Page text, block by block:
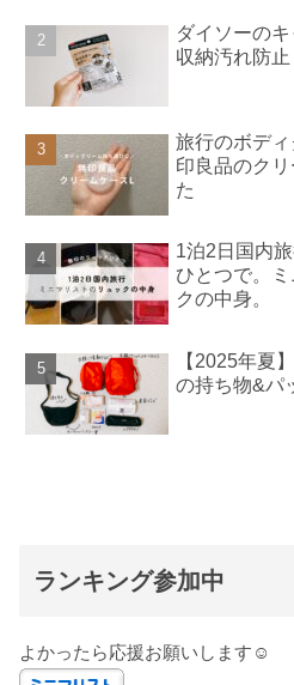
ダイソーの
収納汚れ防
旅行のボデ
印良品のク
た
1泊2日国内
ひとつで。
クの中身。
【2025年夏
の持ち物&パ
ランキング参加中
よかったら応援お願いします☺️